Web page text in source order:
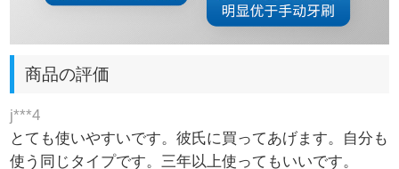
商品の評価
j***4
とても使いやすいです。彼氏に買ってあげます。自分も
使う同じタイプです。三年以上使ってもいいです。